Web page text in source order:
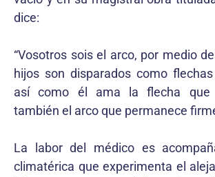
dice:
“Vosotros sois el arco, por medio
hijos son disparados como
así como él ama la flecha que
también el arco que permanece
La labor del médico es
climatérica que experimenta el